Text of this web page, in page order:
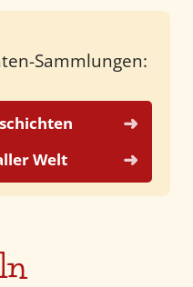
Sammlungen:
Welt